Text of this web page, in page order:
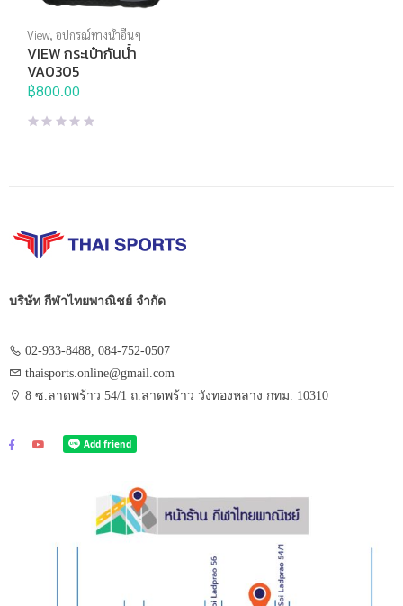
View,อุปกรณ์ทางน้ำอื่นๆ
VIEW กระเป๋ากันน้ำ
VA0305
฿800.00
บริษัท กีฬาไทยพาณิชย์ จำกัด
02-933-8488, 084-752-0507
thaisports.online@gmail.com
8 ซ.ลาดพร้าว 54/1 ถ.ลาดพร้าว วังทองหลาง กทม. 10310